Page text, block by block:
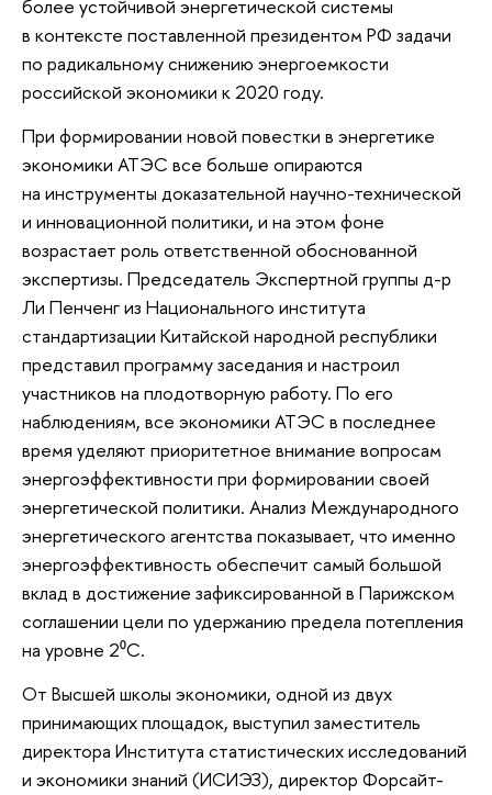
более устойчивой энергетической системы
в контексте поставленной президентом РФ задачи
по радикальному снижению энергоемкости
российской экономики к 2020 году.
При формировании новой повестки в энергетике
экономики АТЭС все больше опираются
на инструменты доказательной научно-технической
и инновационной политики, и на этом фоне
возрастает роль ответственной обоснованной
экспертизы. Председатель Экспертной группы д-р
Ли Пенченг из Национального института
стандартизации Китайской народной республики
представил программу заседания и настроил
участников на плодотворную работу. По его
наблюдениям, все экономики АТЭС в последнее
время уделяют приоритетное внимание вопросам
энергоэффективности при формировании своей
энергетической политики. Анализ Международного
энергетического агентства показывает, что именно
энергоэффективность обеспечит самый большой
вклад в достижение зафиксированной в Парижском
соглашении цели по удержанию предела потепления
на уровне 2⁰C.
От Высшей школы экономики, одной из двух
принимающих площадок, выступил заместитель
директора Института статистических исследований
и экономики знаний (ИСИЭЗ), директор Форсайт-